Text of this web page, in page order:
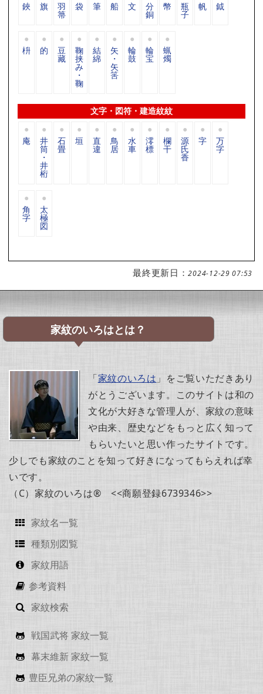
鋏 旗 羽
箒
袋 筆 船 文 分
銅
幣 瓶
子
帆 鉞
枡 的 豆
藏
鞠
挟
み
・
鞠
結
綿
矢
・
矢
筈
輪
鼓
輪
宝
蝋
燭
文字・図符・建造紋紋
庵 井
筒
・
井
桁
石
畳
垣 直
違
鳥
居
水
車
澪
標
欄
干
源
氏
香
字 万
字
角
字
太
極
図
最終更新日：2024-12-29 07:53
家紋のいろはとは？
「家紋のいろは 」をご覧いただきあり
がとうございます。このサイトは和の
文化が大好きな管理人が、家紋の意味
や由来、歴史などをもっと広く知って
もらいたいと思い作ったサイトです。
少しでも家紋のことを知って好きになってもらえれば幸
いです。
（C）家紋のいろは® <<商願登録6739346>>
家紋名一覧
種類別図覧
家紋用語
参考資料
家紋検索
戦国武将 家紋一覧
幕末維新 家紋一覧
豊臣兄弟の家紋一覧